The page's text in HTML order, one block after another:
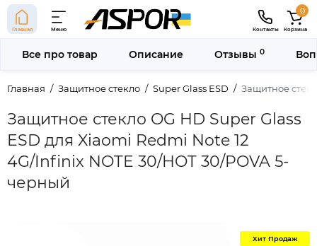
Главная Меню Контакты
0
Корзина
Главная Защитное стекло Super Glass ESD Защитное
Защитное стекло OG HD Super Glass
ESD для Xiaomi Redmi Note 12
4G/Infinix NOTE 30/HOT 30/POVA 5-
черный
Все про товар Описание Отзывы 0
Хит Продаж